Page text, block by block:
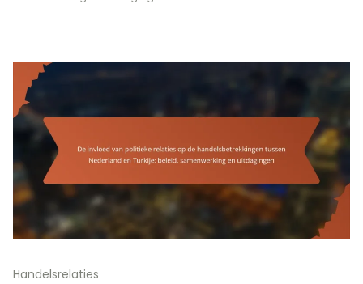
Handelsrelaties